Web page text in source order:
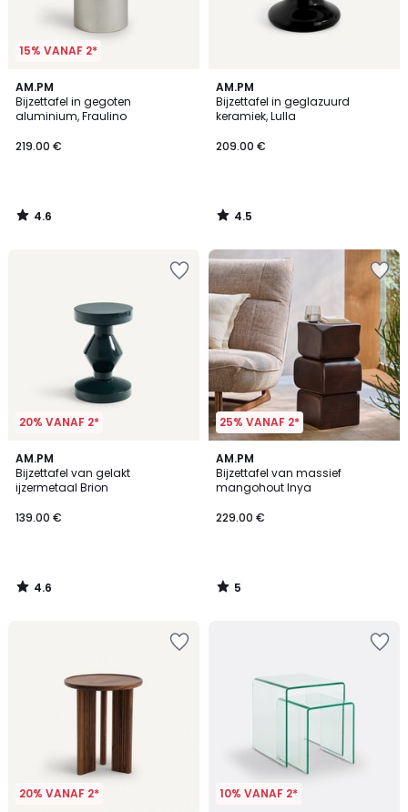
15% VANAF 2*
AM.PM
Bijzettafel in gegoten
aluminium, Fraulino
219.00 €
4.6
/ 5
4.6
/
AM.PM
Bijzettafel in geglazuurd
keramiek, Lulla
209.00 €
4.5
/ 5
4.5
/
20% VANAF 2*
AM.PM
Bijzettafel van gelakt
ijzermetaal Brion
139.00 €
4.6
/ 5
4.6
/
25% VANAF 2*
AM.PM
Bijzettafel van massief
mangohout Inya
229.00 €
5
/
5
5
/
20% VANAF 2* 10% VANAF 2*